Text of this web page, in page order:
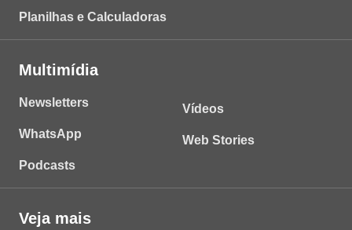
Planilhas e Calculadoras
Multimídia
Newsletters
WhatsApp
Podcasts
Vídeos
Web Stories
Veja mais